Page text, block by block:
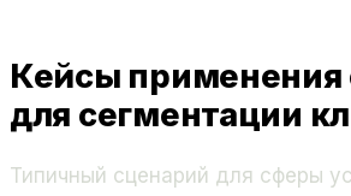
Кейсы применения
для сегментации
Типичный сценарий для сферы